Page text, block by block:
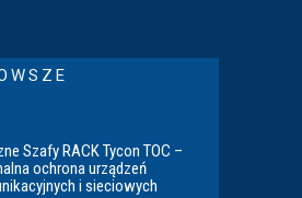
Szafy RACK Tycon TOC –
ochrona urządzeń
i sieciowych